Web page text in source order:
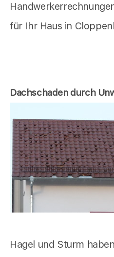
für Ihr Haus in
Dachschaden durch
Hagel und Sturm